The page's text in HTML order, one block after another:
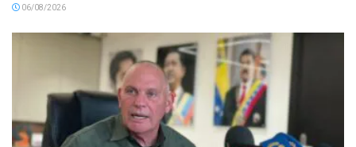
06/08/2026